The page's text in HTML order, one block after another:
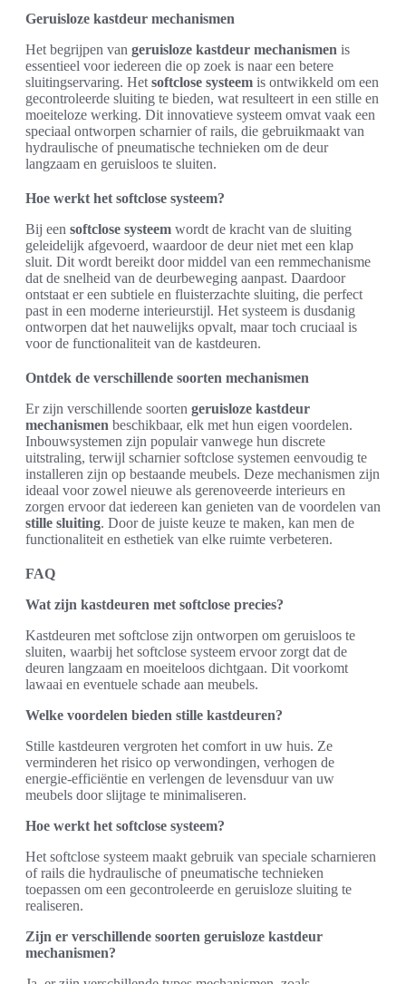
Geruisloze kastdeur mechanismen
Het begrijpen van geruisloze kastdeur mechanismen is
essentieel voor iedereen die op zoek is naar een betere
sluitingservaring. Het softclose systeem is ontwikkeld om een
gecontroleerde sluiting te bieden, wat resulteert in een stille en
moeiteloze werking. Dit innovatieve systeem omvat vaak een
speciaal ontworpen scharnier of rails, die gebruikmaakt van
hydraulische of pneumatische technieken om de deur
langzaam en geruisloos te sluiten.
Hoe werkt het softclose systeem?
Bij een softclose systeem wordt de kracht van de sluiting
geleidelijk afgevoerd, waardoor de deur niet met een klap
sluit. Dit wordt bereikt door middel van een remmechanisme
dat de snelheid van de deurbeweging aanpast. Daardoor
ontstaat er een subtiele en fluisterzachte sluiting, die perfect
past in een moderne interieurstijl. Het systeem is dusdanig
ontworpen dat het nauwelijks opvalt, maar toch cruciaal is
voor de functionaliteit van de kastdeuren.
Ontdek de verschillende soorten mechanismen
Er zijn verschillende soorten geruisloze kastdeur
mechanismen beschikbaar, elk met hun eigen voordelen.
Inbouwsystemen zijn populair vanwege hun discrete
uitstraling, terwijl scharnier softclose systemen eenvoudig te
installeren zijn op bestaande meubels. Deze mechanismen zijn
ideaal voor zowel nieuwe als gerenoveerde interieurs en
zorgen ervoor dat iedereen kan genieten van de voordelen van
stille sluiting. Door de juiste keuze te maken, kan men de
functionaliteit en esthetiek van elke ruimte verbeteren.
FAQ
Wat zijn kastdeuren met softclose precies?
Kastdeuren met softclose zijn ontworpen om geruisloos te
sluiten, waarbij het softclose systeem ervoor zorgt dat de
deuren langzaam en moeiteloos dichtgaan. Dit voorkomt
lawaai en eventuele schade aan meubels.
Welke voordelen bieden stille kastdeuren?
Stille kastdeuren vergroten het comfort in uw huis. Ze
verminderen het risico op verwondingen, verhogen de
energie-efficiëntie en verlengen de levensduur van uw
meubels door slijtage te minimaliseren.
Hoe werkt het softclose systeem?
Het softclose systeem maakt gebruik van speciale scharnieren
of rails die hydraulische of pneumatische technieken
toepassen om een gecontroleerde en geruisloze sluiting te
realiseren.
Zijn er verschillende soorten geruisloze kastdeur
mechanismen?